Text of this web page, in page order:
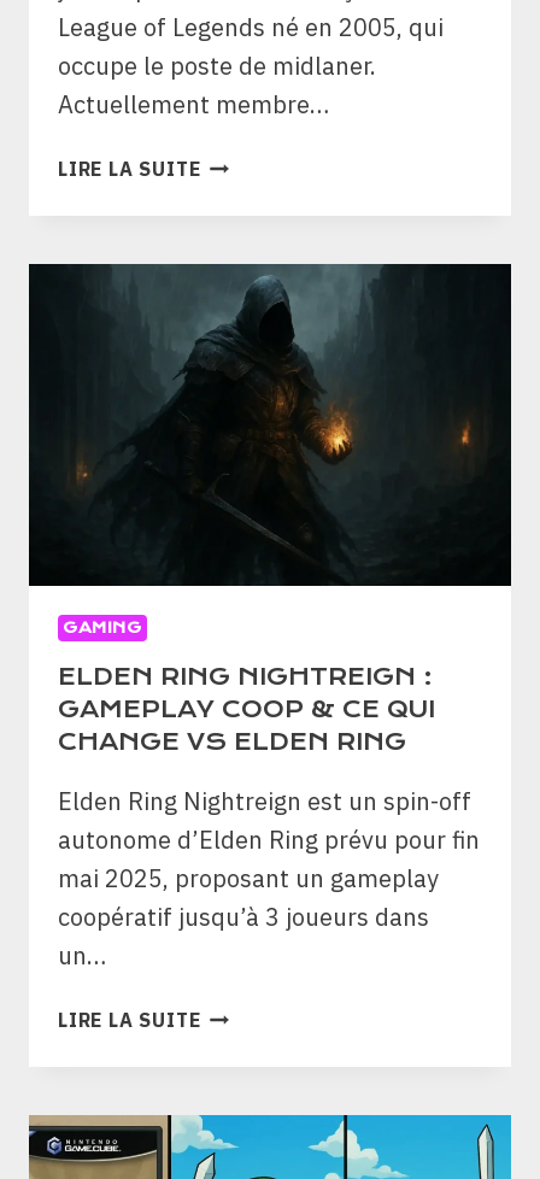
League of Legends né en 2005, qui
occupe le poste de midlaner.
Actuellement membre…
LIRE LA SUITELOL
:
ÉQUIPE
ET
STATS
DU
MIDLANER
FRANÇAIS
GAMING
ELDEN RING NIGHTREIGN :
GAMEPLAY COOP & CE QUI
CHANGE VS ELDEN RING
Elden Ring Nightreign est un spin-off
autonome d’Elden Ring prévu pour fin
mai 2025, proposant un gameplay
coopératif jusqu’à 3 joueurs dans
un…
LIRE LA SUITEELDEN
NIGHTREIGN
GAMEPLAY
COOP